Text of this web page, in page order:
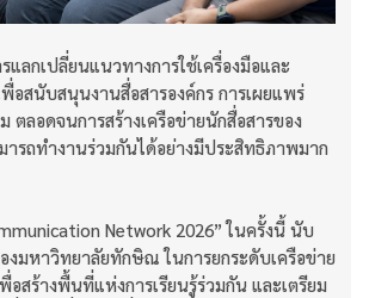
แลกเปลี่ยนแนวทางการใช้เครื่องมือและ
อสนับสนุนงานสื่อสารองค์กร การเผยแพร่
ตลอดจนการสร้างเครือข่ายนักสื่อสารของ
ารถทำงานร่วมกันได้อย่างมีประสิทธิภาพมาก
Network 2026” ในครั้งนี้ นับ
งมหาวิทยาลัยทักษิณ ในการยกระดับเครือข่าย
อสร้างพื้นที่แห่งการเรียนรู้ร่วมกัน และเตรียม